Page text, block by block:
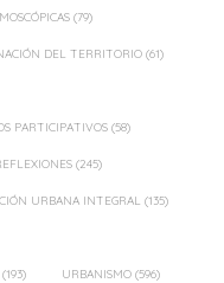
(79)
DEL TERRITORIO (61)
PARTICIPATIVOS (58)
(245)
URBANA INTEGRAL (135)
(193) URBANISMO (596)